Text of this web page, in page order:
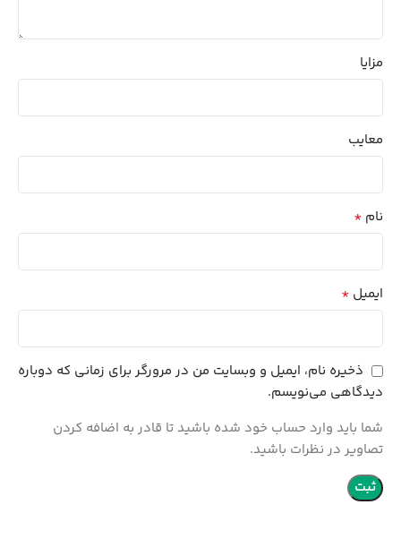
مزایا
معایب
نام *
ایمیل *
ذخیره نام، ایمیل و وبسایت من در مرورگر برای زمانی که دوباره
دیدگاهی می‌نویسم.
شما باید وارد حساب خود شده باشید تا قادر به اضافه کردن
تصاویر در نظرات باشید.